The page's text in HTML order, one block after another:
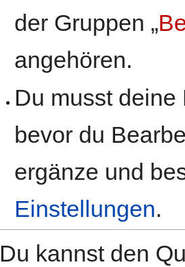
der Gruppen „
angehören.
Du musst
bevor du
ergänze und
Einstellungen.
Du kannst den